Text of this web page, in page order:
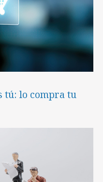
tú: lo compra tu